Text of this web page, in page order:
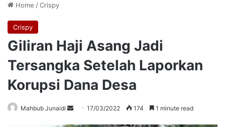
Home /Crispy
Crispy
Giliran Haji Asang Jadi
Tersangka Setelah Laporkan
Korupsi Dana Desa
Mahbub Junaidi
Send17/03/2022 174 1 minute read